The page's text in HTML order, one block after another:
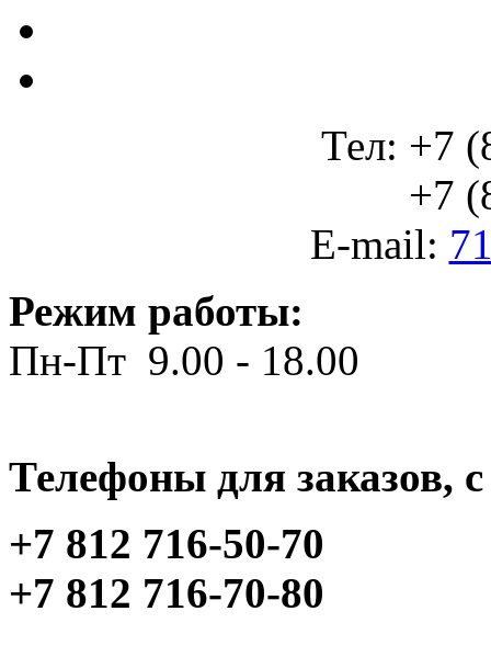
Тел: +7
+7
E-mail:
Режим работы:
Пн-Пт 9.00 - 18.00
Телефоны для заказов,
+7 812 716-50-70
+7 812 716-70-80